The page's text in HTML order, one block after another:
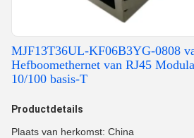
MJF13T36UL-KF06B3YG-0808
Hefboomethernet van RJ45
10/100 basis-T
Productdetails
Plaats van herkomst: China